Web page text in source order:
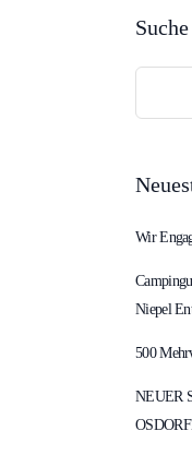
Suche
Wir
Niepel
500
NEUER